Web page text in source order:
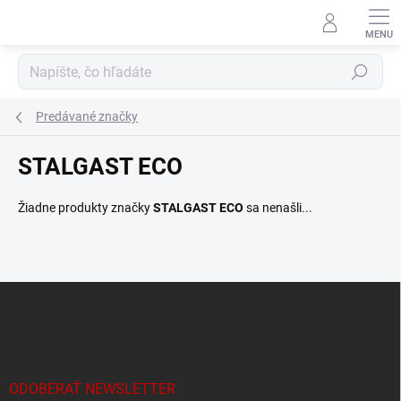
Hľadať
Predávané značky
STALGAST ECO
Žiadne produkty značkySTALGAST ECO sa nenašli...
ODOBERAŤ NEWSLETTER